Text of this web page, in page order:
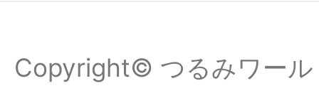
Copyright© つるみワー